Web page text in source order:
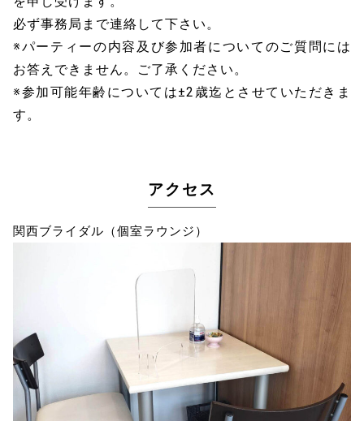
必ず事務局まで連絡して下さい。
※パーティーの内容及び参加者についてのご質問には
お答えできません。ご了承ください。
※参加可能年齢については±2歳迄とさせていただきま
す。
アクセス
関西ブライダル（個室ラウンジ）